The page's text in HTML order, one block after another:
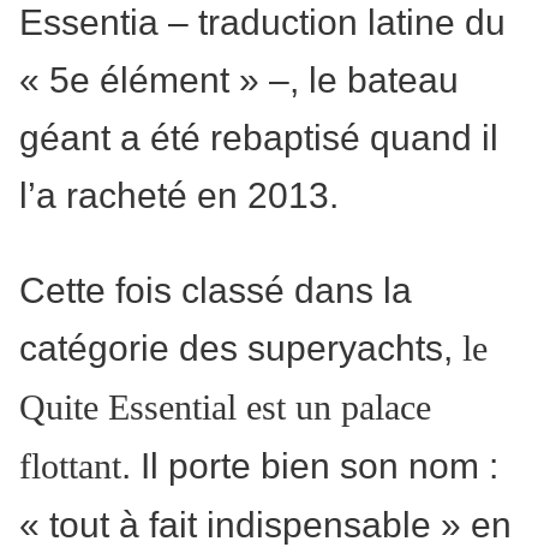
Essentia – traduction latine du
« 5e élément » –, le bateau
géant a été rebaptisé quand il
l’a racheté en 2013.
Cette fois classé dans la
catégorie des superyachts, le
Quite Essential est un palace
flottant. Il porte bien son nom :
« tout à fait indispensable » en